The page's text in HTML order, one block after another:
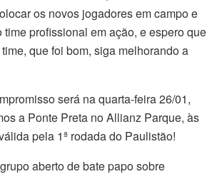
os novos jogadores em campo e
time profissional em ação, e espero que
que foi bom, siga melhorando a
será na quarta-feira 26/01,
a Ponte Preta no Allianz Parque, às
pela 1ª rodada do Paulistão!
aberto de bate papo sobre